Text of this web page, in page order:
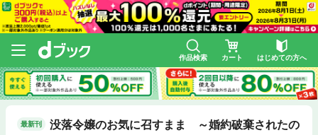
作品検索 カート はじめての方へ
最新刊
没落令嬢のお気に召すまま ～婚約破棄されたの